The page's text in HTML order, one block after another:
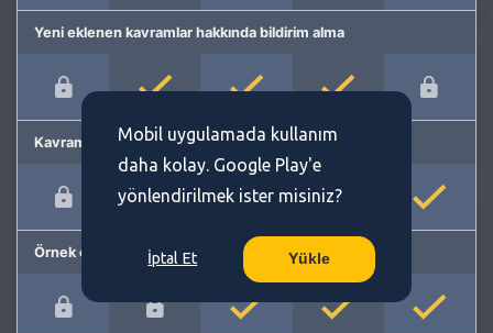
Yeni eklenen kavramlar hakkında bildirim alma
Kavram önerme
Örnek cümleler
Mobil uygulamada kullanım
daha kolay. Google Play'e
yönlendirilmek ister misiniz?
İptal Et Yükle